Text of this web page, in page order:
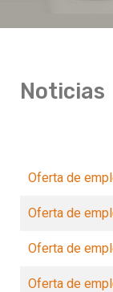
Noticias
Oferta de
Oferta de
Oferta de
Oferta de